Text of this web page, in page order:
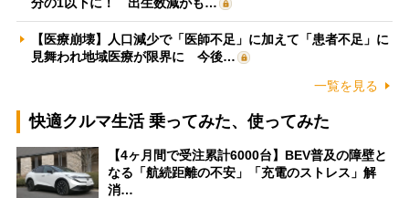
【医療崩壊】人口減少で「医師不足」に加えて「患者不足」に
見舞われ地域医療が限界に 今後…
一覧を見る
快適クルマ生活 乗ってみた、使ってみた
【4ヶ月間で受注累計6000台】BEV普及の障壁と
なる「航続距離の不安」「充電のストレス」解
消…